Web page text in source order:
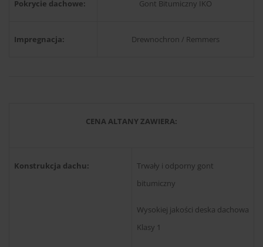
Pokrycie dachowe: Gont Bitumiczny IKO
Impregnacja: Drewnochron / Remmers
CENA ALTANY ZAWIERA:
Konstrukcja dachu:
Trwały i odporny gont
bitumiczny
Wysokiej jakości deska dachowa
Klasy 1